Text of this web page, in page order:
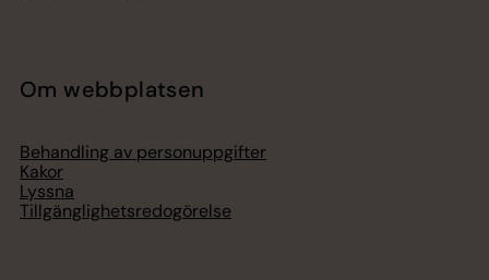
Om webbplatsen
Behandling av personuppgifter
Kakor
Lyssna
Tillgänglighetsredogörelse